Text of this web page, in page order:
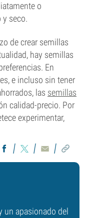
o
y seco.
de crear semillas
hay semillas
En
e incluso sin tener
las semillas
calidad-precio. Por
experimentar,
un apasionado del